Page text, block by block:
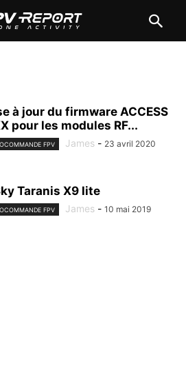
à jour du firmware ACCESS
pour les modules RF...
FPV James - 23 avril 2020
Taranis X9 lite
FPV James - 10 mai 2019